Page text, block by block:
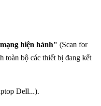
hiện hành" (Scan for
toàn bộ các thiết bị đang kết
Dell...).